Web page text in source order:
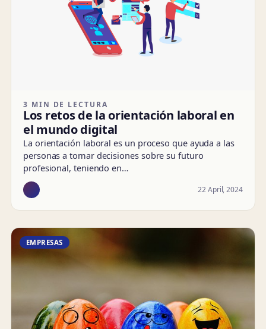
3 MIN DE LECTURA
Los retos de la orientación laboral en
el mundo digital
La orientación laboral es un proceso que ayuda a las
personas a tomar decisiones sobre su futuro
profesional, teniendo en…
22 April, 2024
EMPRESAS